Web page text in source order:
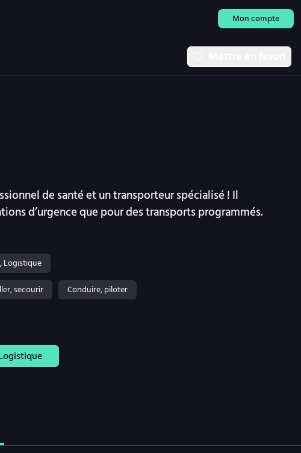
Mon compte
Logistique
secourir
Conduire, piloter
de santé et un transporteur spécialisé ! Il
d’urgence que pour des transports programmés.